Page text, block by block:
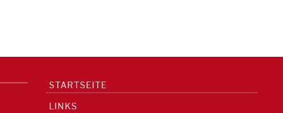
STARTSEITE
LINKS